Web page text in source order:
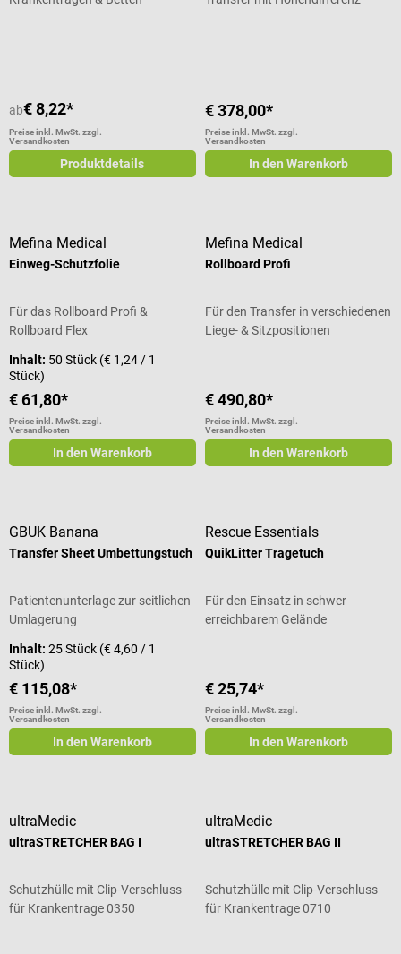
ab€ 8,22*
Preise inkl. MwSt. zzgl.
Versandkosten
Produktdetails
€ 378,00*
Preise inkl. MwSt. zzgl.
Versandkosten
In den Warenkorb
Mefina Medical
Einweg-Schutzfolie
Für das Rollboard Profi &
Rollboard Flex
Inhalt: 50 Stück (€ 1,24 / 1
Stück)
€ 61,80*
Preise inkl. MwSt. zzgl.
Versandkosten
In den Warenkorb
Mefina Medical
Rollboard Profi
Für den Transfer in verschiedenen
Liege- & Sitzpositionen
€ 490,80*
Preise inkl. MwSt. zzgl.
Versandkosten
In den Warenkorb
GBUK Banana
Transfer Sheet Umbettungstuch
Patientenunterlage zur seitlichen
Umlagerung
Inhalt: 25 Stück (€ 4,60 / 1
Stück)
€ 115,08*
Preise inkl. MwSt. zzgl.
Versandkosten
In den Warenkorb
Rescue Essentials
QuikLitter Tragetuch
Für den Einsatz in schwer
erreichbarem Gelände
€ 25,74*
Preise inkl. MwSt. zzgl.
Versandkosten
In den Warenkorb
ultraMedic
ultraSTRETCHER BAG I
Schutzhülle mit Clip-Verschluss
für Krankentrage 0350
ultraMedic
ultraSTRETCHER BAG II
Schutzhülle mit Clip-Verschluss
für Krankentrage 0710